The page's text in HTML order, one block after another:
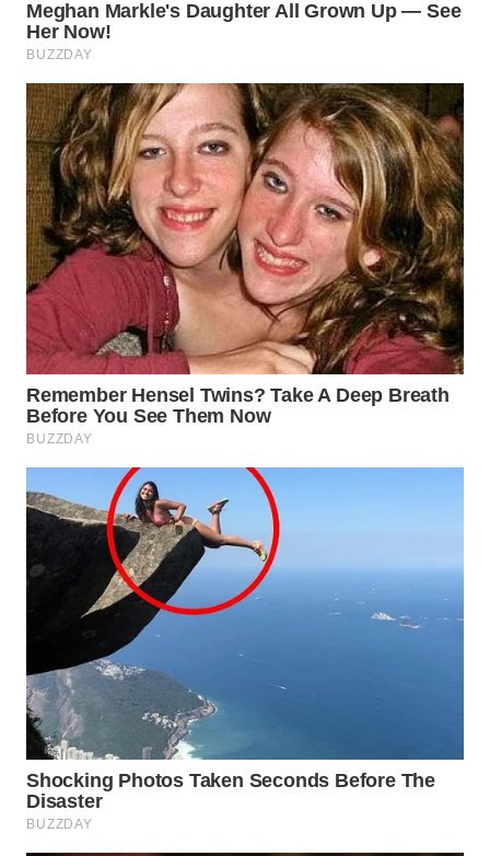
WN
LABUHANBATU
WN
TAPANULI
TENGAH
WN DELI
SERDANG
WN
TEBING
TINGGI
WN
PAKPAK
KARAWANG
WN
BOGOR
WN
DEPOK
WN